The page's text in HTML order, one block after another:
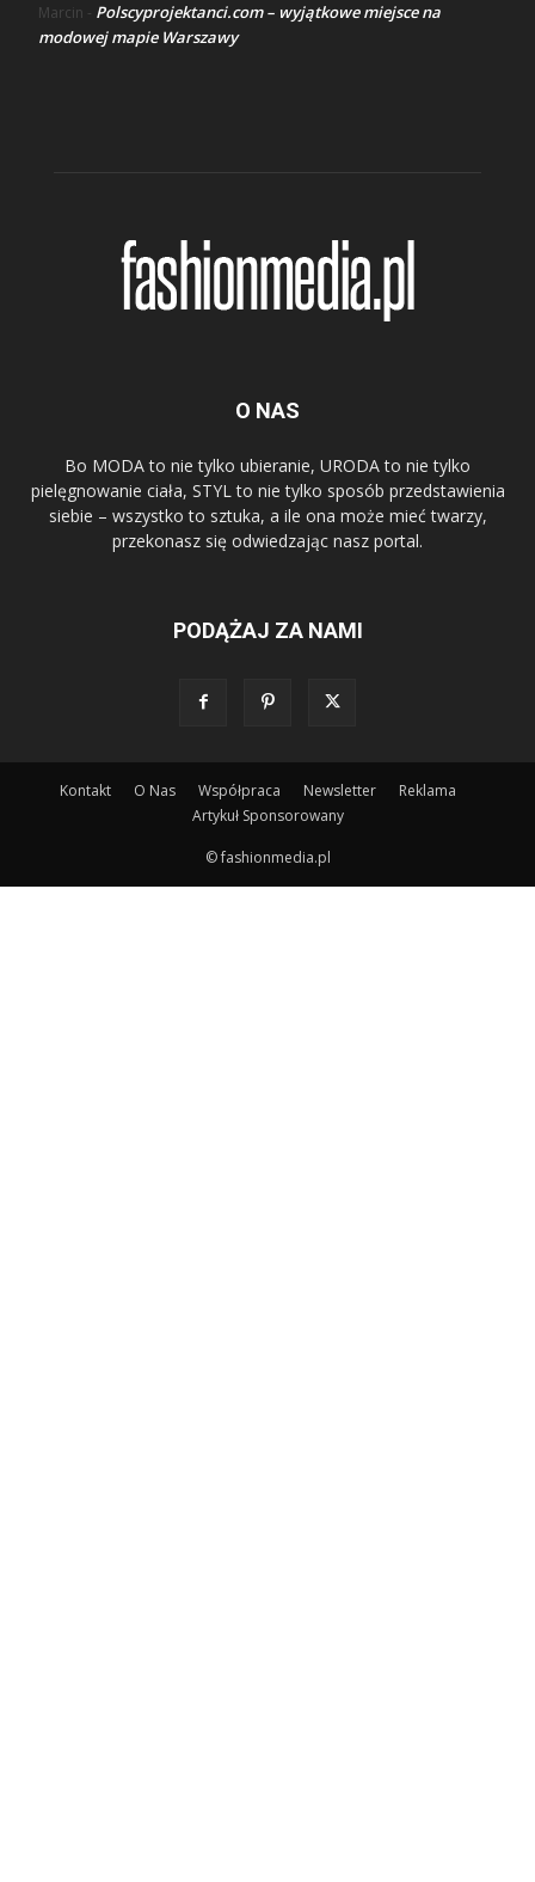
Marcin - Polscyprojektanci.com – wyjątkowe miejsce na
modowej mapie Warszawy
O NAS
Bo MODA to nie tylko ubieranie, URODA to nie tylko
pielęgnowanie ciała, STYL to nie tylko sposób przedstawienia
siebie – wszystko to sztuka, a ile ona może mieć twarzy,
przekonasz się odwiedzając nasz portal.
PODĄŻAJ ZA NAMI
Kontakt O Nas Współpraca Newsletter
Reklama
Artykuł Sponsorowany
© fashionmedia.pl